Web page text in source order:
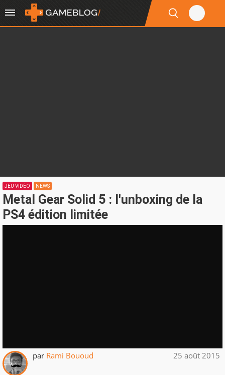
JEU VIDÉO NEWS
Metal Gear Solid 5 : l'unboxing de la
PS4 édition limitée
par Rami Bououd 25 août 2015